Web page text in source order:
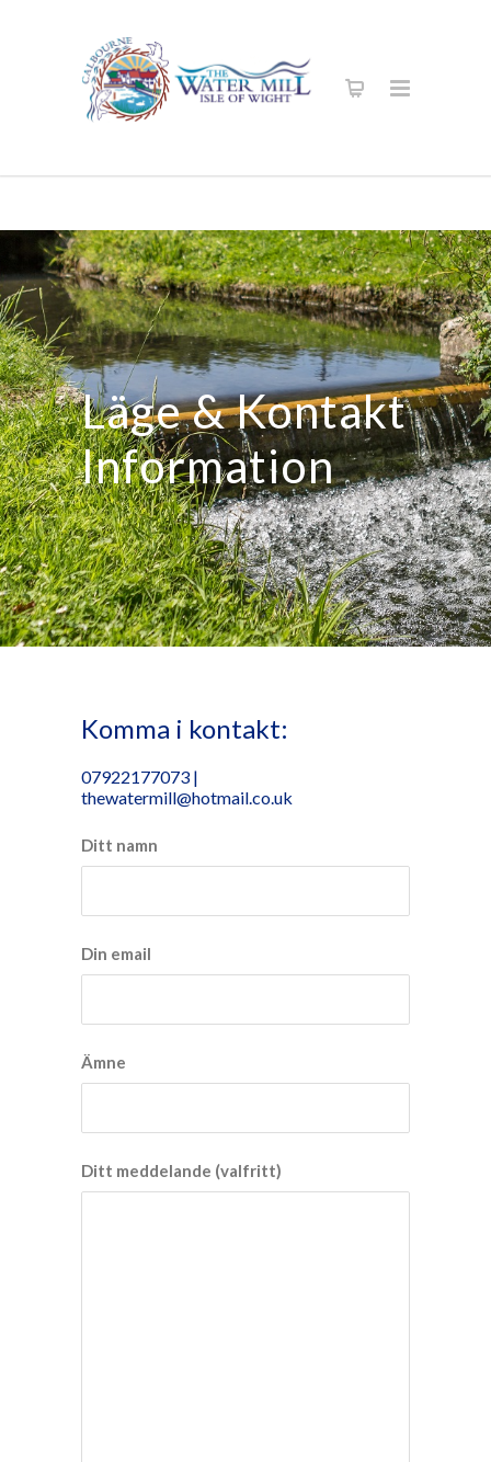
Läge & Kontakt
Information
Komma i kontakt:
07922177073 |
thewatermill@hotmail.co.uk
Ditt namn
Din email
Ämne
Ditt meddelande (valfritt)